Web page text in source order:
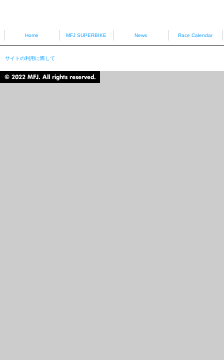
Home MFJ SUPERBIKE News Race Calendar
サイトの利用に際して